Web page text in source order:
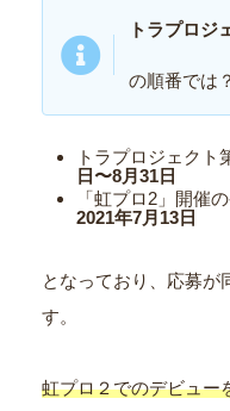
トラプロジ
の順番では
トラプロジェクト
日〜8月31日
「虹プロ2」開催
2021年7月13日
となっており、応募が
す。
虹プロ２でのデビュー